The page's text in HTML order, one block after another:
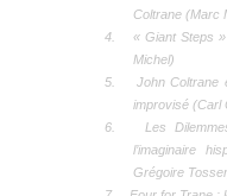
Coltrane (Marc
4.
« Giant Steps
Michel)
5.
John Coltrane
improvisé (Carl
6.
Les
l’imaginaire
Grégoire